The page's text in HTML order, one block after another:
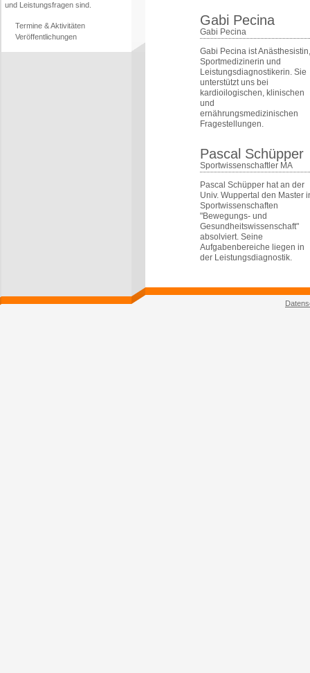
und Leistungsfragen sind.
Termine & Aktivitäten
Veröffentlichungen
Gabi Pecina
Gabi Pecina
Gabi Pecina ist Anästhesistin,
Sportmedizinerin und
Leistungsdiagnostikerin. Sie
unterstützt uns bei
kardioilogischen, klinischen
und
ernährungsmedizinischen
Fragestellungen.
Pascal Schüpper
Sportwissenschaftler MA
Pascal Schüpper hat an der
Univ. Wuppertal den Master
Sportwissenschaften
"Bewegungs- und
Gesundheitswissenschaft"
absolviert. Seine
Aufgabenbereiche liegen in
der Leistungsdiagnostik.